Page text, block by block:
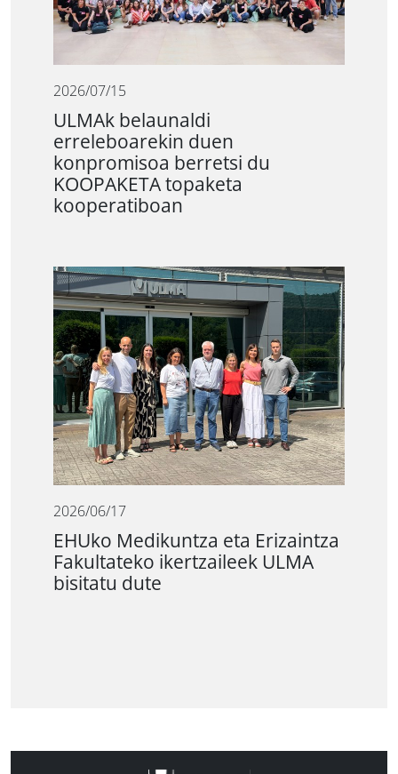
2026/07/15
ULMAk belaunaldi
erreleboarekin duen
konpromisoa berretsi du
KOOPAKETA topaketa
kooperatiboan
2026/06/17
EHUko Medikuntza eta Erizaintza
Fakultateko ikertzaileek ULMA
bisitatu dute